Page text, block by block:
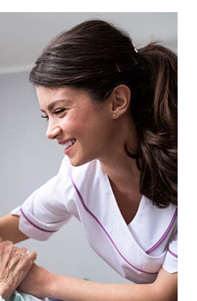
a